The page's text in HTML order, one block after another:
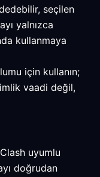
seçilen
yalnızca
kullanmaya
için kullanın;
vaadi değil,
uyumlu
doğrudan